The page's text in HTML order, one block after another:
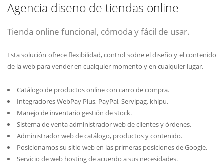
Agencia diseno de tiendas online
Tienda online funcional, cómoda y fácil de usar.
Esta solución ofrece flexibilidad, control sobre el diseño y el contenido
de la web para vender en cualquier momento y en cualquier lugar.
Catálogo de productos online con carro de compra.
Integradores WebPay Plus, PayPal, Servipag, khipu.
Manejo de inventario gestión de stock.
Sistema de venta administrador web de clientes y órdenes.
Administrador web de catálogo, productos y contenido.
Posicionamos su sitio web en las primeras posiciones de Google.
Servicio de web hosting de acuerdo a sus necesidades.